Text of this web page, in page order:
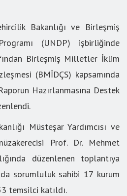
Bakanlığı ve Birleşmiş
(UNDP) işbirliğinde
Birleşmiş Milletler İklim
(BMİDÇS) kapsamında
Hazırlanmasına Destek
Müsteşar Yardımcısı ve
Prof. Dr. Mehmet
düzenlenen toplantıya
sorumluluk sahibi 17 kurum
temsilci katıldı.